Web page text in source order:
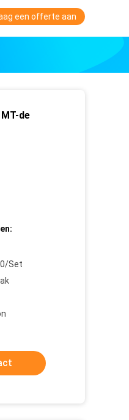
een offerte aan
de
Set